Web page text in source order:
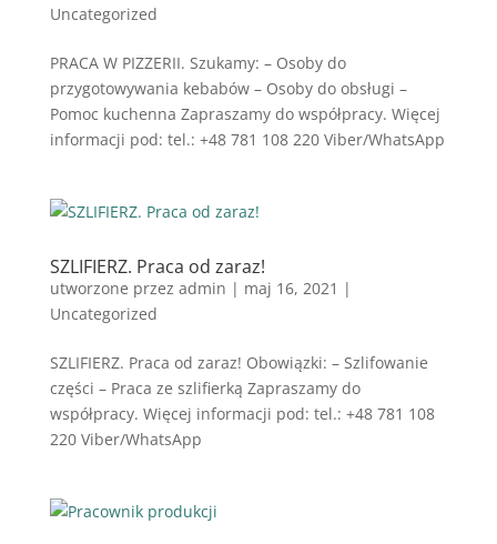
Uncategorized
PRACA W PIZZERII. Szukamy: – Osoby do
przygotowywania kebabów – Osoby do obsługi –
Pomoc kuchenna Zapraszamy do współpracy. Więcej
informacji pod: tel.: +48 781 108 220 Viber/WhatsApp
SZLIFIERZ. Praca od zaraz!
utworzone przez admin | maj 16, 2021 |
Uncategorized
SZLIFIERZ. Praca od zaraz! Obowiązki: – Szlifowanie
części – Praca ze szlifierką Zapraszamy do
współpracy. Więcej informacji pod: tel.: +48 781 108
220 Viber/WhatsApp